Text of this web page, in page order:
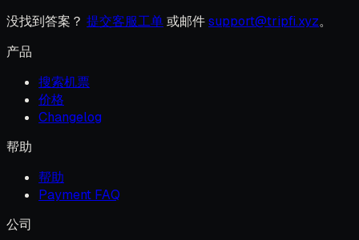
没找到答案？ 提交客服工单或邮件support@tripfi.xyz。
产品
搜索机票
价格
Changelog
帮助
帮助
Payment FAQ
公司